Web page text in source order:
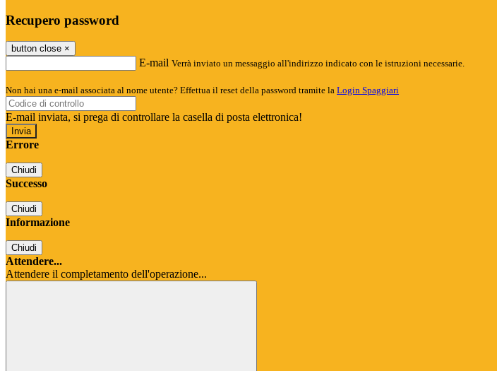
Recupero password
button close ×
E-mail Verrà inviato un messaggio all'indirizzo indicato con le istruzioni necessarie.
Non hai una e-mail associata al nome utente? Effettua il reset della password tramite la Login Spaggiari
E-mail inviata, si prega di controllare la casella di posta elettronica!
Errore
Chiudi
Successo
Chiudi
Informazione
Chiudi
Attendere...
Attendere il completamento dell'operazione...